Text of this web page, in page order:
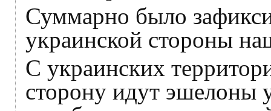
Суммарно было
украинской стороны
С украинских
сторону идут эшелоны